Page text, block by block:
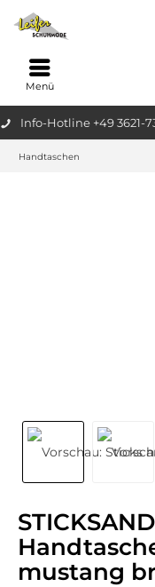
Info-Hotline +49 3621-
Menü
Handtaschen
mustang